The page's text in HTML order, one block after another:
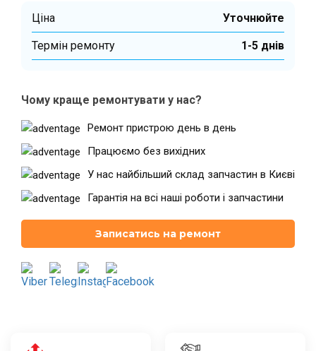
Театральна
м. Київ, вул. Хрещатик 44-A м. Київ, вул. Анни Ахматової, 30
м. Київ, ТЦ LAKE PLAZA, вул. Героїв
м. Київ, вул. Казимира Малевича,
м. Київ, Комфорт Таун, вул.
RU UK
Ціна Уточнюйте
Термін ремонту 1-5 днів
Чому краще ремонтувати у нас?
Ремонт пристрою день в день
Працюємо без вихідних
У нас найбільший склад запчастин в Києві
Гарантія на всі наші роботи і запчастини
Записатись на ремонт